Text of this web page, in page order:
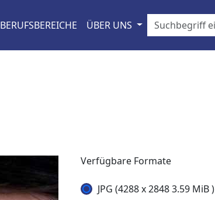
BERUFSBEREICHE ÜBER UNS
Verfügbare Formate
JPG (4288 x 2848 3.59 MiB )